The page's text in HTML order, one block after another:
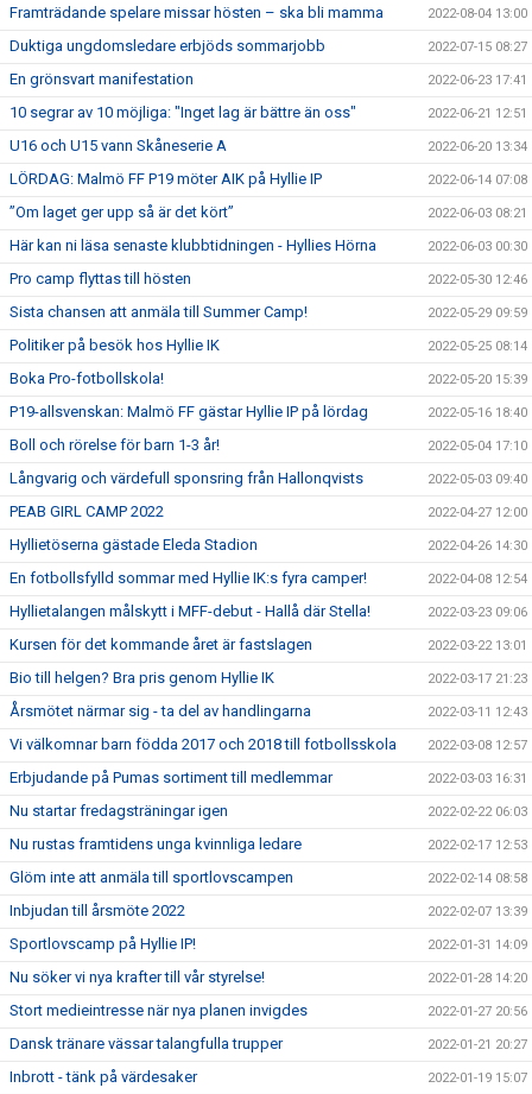
Framträdande spelare missar hösten – ska bli mamma 2022-08-04 13:00
Duktiga ungdomsledare erbjöds sommarjobb 2022-07-15 08:27
En grönsvart manifestation 2022-06-23 17:41
10 segrar av 10 möjliga: "Inget lag är bättre än oss" 2022-06-21 12:51
U16 och U15 vann Skåneserie A 2022-06-20 13:34
LÖRDAG: Malmö FF P19 möter AIK på Hyllie IP 2022-06-14 07:08
”Om laget ger upp så är det kört” 2022-06-03 08:21
Här kan ni läsa senaste klubbtidningen - Hyllies Hörna 2022-06-03 00:30
Pro camp flyttas till hösten 2022-05-30 12:46
Sista chansen att anmäla till Summer Camp! 2022-05-29 09:59
Politiker på besök hos Hyllie IK 2022-05-25 08:14
Boka Pro-fotbollskola! 2022-05-20 15:39
P19-allsvenskan: Malmö FF gästar Hyllie IP på lördag 2022-05-16 18:40
Boll och rörelse för barn 1-3 år! 2022-05-04 17:10
Långvarig och värdefull sponsring från Hallonqvists 2022-05-03 09:40
PEAB GIRL CAMP 2022 2022-04-27 12:00
Hyllietöserna gästade Eleda Stadion 2022-04-26 14:30
En fotbollsfylld sommar med Hyllie IK:s fyra camper! 2022-04-08 12:54
Hyllietalangen målskytt i MFF-debut - Hallå där Stella! 2022-03-23 09:06
Kursen för det kommande året är fastslagen 2022-03-22 13:01
Bio till helgen? Bra pris genom Hyllie IK 2022-03-17 21:23
Årsmötet närmar sig - ta del av handlingarna 2022-03-11 12:43
Vi välkomnar barn födda 2017 och 2018 till fotbollsskola 2022-03-08 12:57
Erbjudande på Pumas sortiment till medlemmar 2022-03-03 16:31
Nu startar fredagsträningar igen 2022-02-22 06:03
Nu rustas framtidens unga kvinnliga ledare 2022-02-17 12:53
Glöm inte att anmäla till sportlovscampen 2022-02-14 08:58
Inbjudan till årsmöte 2022 2022-02-07 13:39
Sportlovscamp på Hyllie IP! 2022-01-31 14:09
Nu söker vi nya krafter till vår styrelse! 2022-01-28 14:20
Stort medieintresse när nya planen invigdes 2022-01-27 20:56
Dansk tränare vässar talangfulla trupper 2022-01-21 20:27
Inbrott - tänk på värdesaker 2022-01-19 15:07